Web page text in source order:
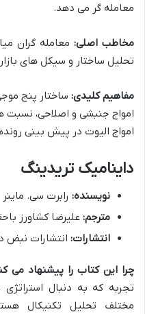
معامله گر می دهد.
مخاطب اصلی: معامله گران
تحلیل ساختار و سیکل های
مفاهیم کلیدی: ساختار پنج
امواج جنبشی و اصلاحی، نسبت
امواج الیوت در پیش بینی
داینامیک تریدینگ
نویسنده: رابرت سی. ماینر
مترجم: علیرضا کشاورز
انتشارات: انتشارات نبض
چرا این کتاب را پیشنهاد می
تجربه که به دنبال
مختلف تحلیل تکنیکال